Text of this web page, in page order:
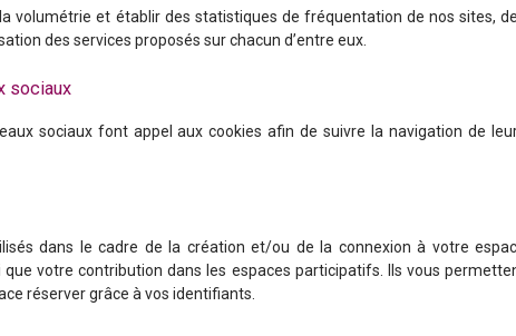
volumétrie et établir des statistiques de fréquentation de nos sites,
des services proposés sur chacun d’entre eux.
sociaux
sociaux font appel aux cookies afin de suivre la navigation de
dans le cadre de la création et/ou de la connexion à votre
que votre contribution dans les espaces participatifs. Ils vous
réserver grâce à vos identifiants.